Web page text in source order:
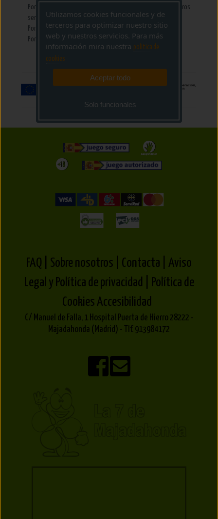
Porque NO cobramos gastos ni comisiones por nuestros
servicios.
Porque es una Web completamente segura.
Por nuestra larga trayectoría y experiencia.
FAQ | Sobre nosotros | Contacta |
Aviso
Legal y Política de privacidad |
Política de
CookiesAccesibilidad
C/ Manuel de Falla, 1 Hospital Puerta de Hierro 28222 -
Majadahonda (Madrid) - Tlf. 913984172
Utilizamos cookies funcionales y de
terceros para optimizar nuestro sitio
web y nuestros servicios. Para más
información mira nuestra politica de
cookies
Aceptar todo
Solo funcionales